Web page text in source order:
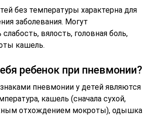
без температуры характерна для
заболевания. Могут
вялость, головная боль,
кашель.
ребенок при пневмонии?
пневмонии у детей являются
кашель (сначала сухой,
отхождением мокроты), одышка